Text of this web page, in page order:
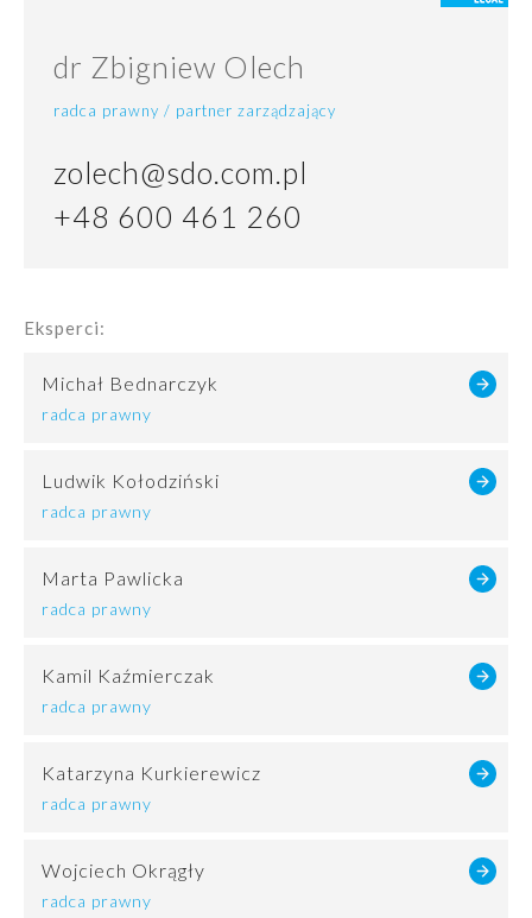
dr Zbigniew Olech
radca prawny / partner zarządzający
zolech@sdo.com.pl
+48 600 461 260
Eksperci:
Michał Bednarczyk
radca prawny
Ludwik Kołodziński
radca prawny
Marta Pawlicka
radca prawny
Kamil Kaźmierczak
radca prawny
Katarzyna Kurkierewicz
radca prawny
Wojciech Okrągły
radca prawny